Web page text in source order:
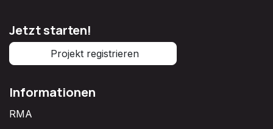
Jetzt starten!
Projekt registrieren
Informationen
RMA